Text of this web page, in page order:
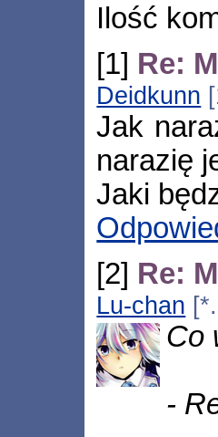
Ilość
[1] Re:
Deidkunn
Jak
narazię
Jaki
[2] Re:
Lu-chan
Co
-